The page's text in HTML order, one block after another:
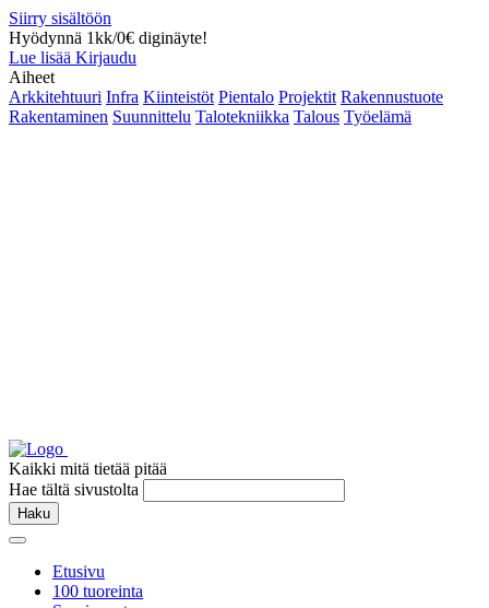
Siirry sisältöön
Hyödynnä 1kk/0€ diginäyte!
Lue lisää Kirjaudu
Aiheet
Arkkitehtuuri Infra Kiinteistöt Pientalo Projektit Rakennustuote
Rakentaminen Suunnittelu Talotekniikka Talous Työelämä
Kaikki mitä tietää pitää
Hae tältä sivustolta
Haku
Etusivu
100 tuoreinta